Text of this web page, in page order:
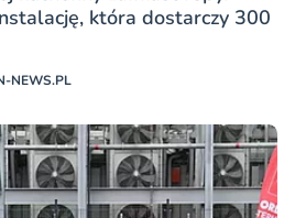
która dostarczy 300
NEWS.PL